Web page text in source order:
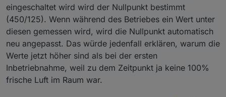
eingeschaltet wird wird der Nullpunkt bestimmt
(450/125). Wenn während des Betriebes ein Wert unter
diesen gemessen wird, wird die Nullpunkt automatisch
neu angepasst. Das würde jedenfall erklären, warum die
Werte jetzt höher sind als bei der ersten
Inbetriebnahme, weil zu dem Zeitpunkt ja keine 100%
frische Luft im Raum war.